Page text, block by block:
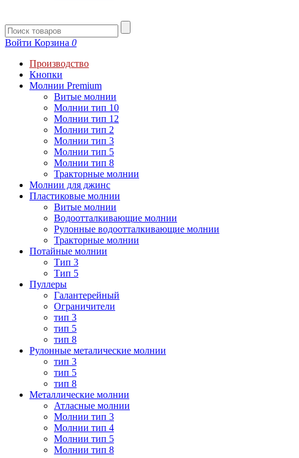
Войти Корзина 0
Производство
Кнопки
Молнии Premium
Витые молнии
Молнии тип 10
Молнии тип 12
Молнии тип 2
Молнии тип 3
Молнии тип 5
Молнии тип 8
Тракторные молнии
Молнии для джинс
Пластиковые молнии
Витые молнии
Водоотталкивающие молнии
Рулонные водоотталкивающие молнии
Тракторные молнии
Потайные молнии
Тип 3
Тип 5
Пуллеры
Галантерейный
Ограничители
тип 3
тип 5
тип 8
Рулонные металические молнии
тип 3
тип 5
тип 8
Металлические молнии
Атласные молнии
Молнии тип 3
Молнии тип 4
Молнии тип 5
Молнии тип 8